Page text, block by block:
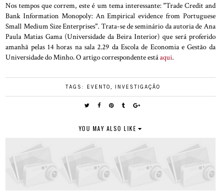
Nos tempos que correm, este é um tema interessante: "Trade Credit and
Bank Information Monopoly: An Empirical evidence from Portuguese
Small Medium Size Enterprises". Trata-se de seminário da autoria de Ana
Paula Matias Gama (Universidade da Beira Interior) que será proferido
amanhã pelas 14 horas na sala 2.29 da Escola de Economia e Gestão da
Universidade do Minho. O artigo correspondente estáaqui.
TAGS: EVENTO, INVESTIGAÇÃO
YOU MAY ALSO LIKE